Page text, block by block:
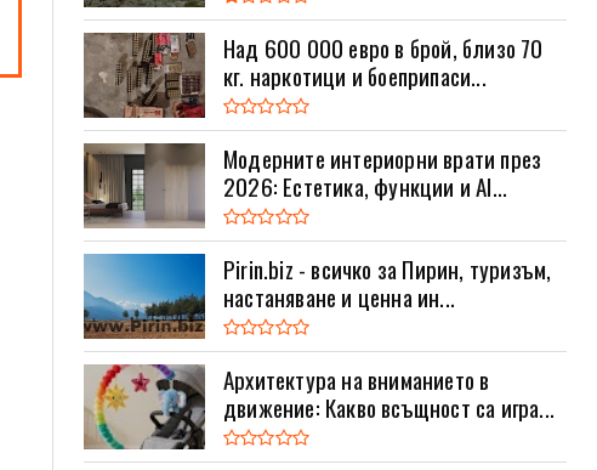
Над 600 000 евро в брой, близо 70
кг. наркотици и боеприпаси...
Модерните интериорни врати през
2026: Естетика, функции и AI...
Pirin.biz - всичко за Пирин, туризъм,
настаняване и ценна ин...
Архитектура на вниманието в
движение: Какво всъщност са игра...